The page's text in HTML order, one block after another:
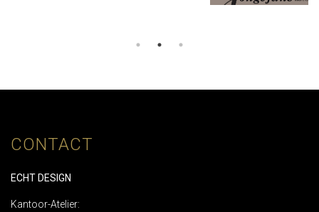
CONTACT
ECHT DESIGN
Kantoor-Atelier: